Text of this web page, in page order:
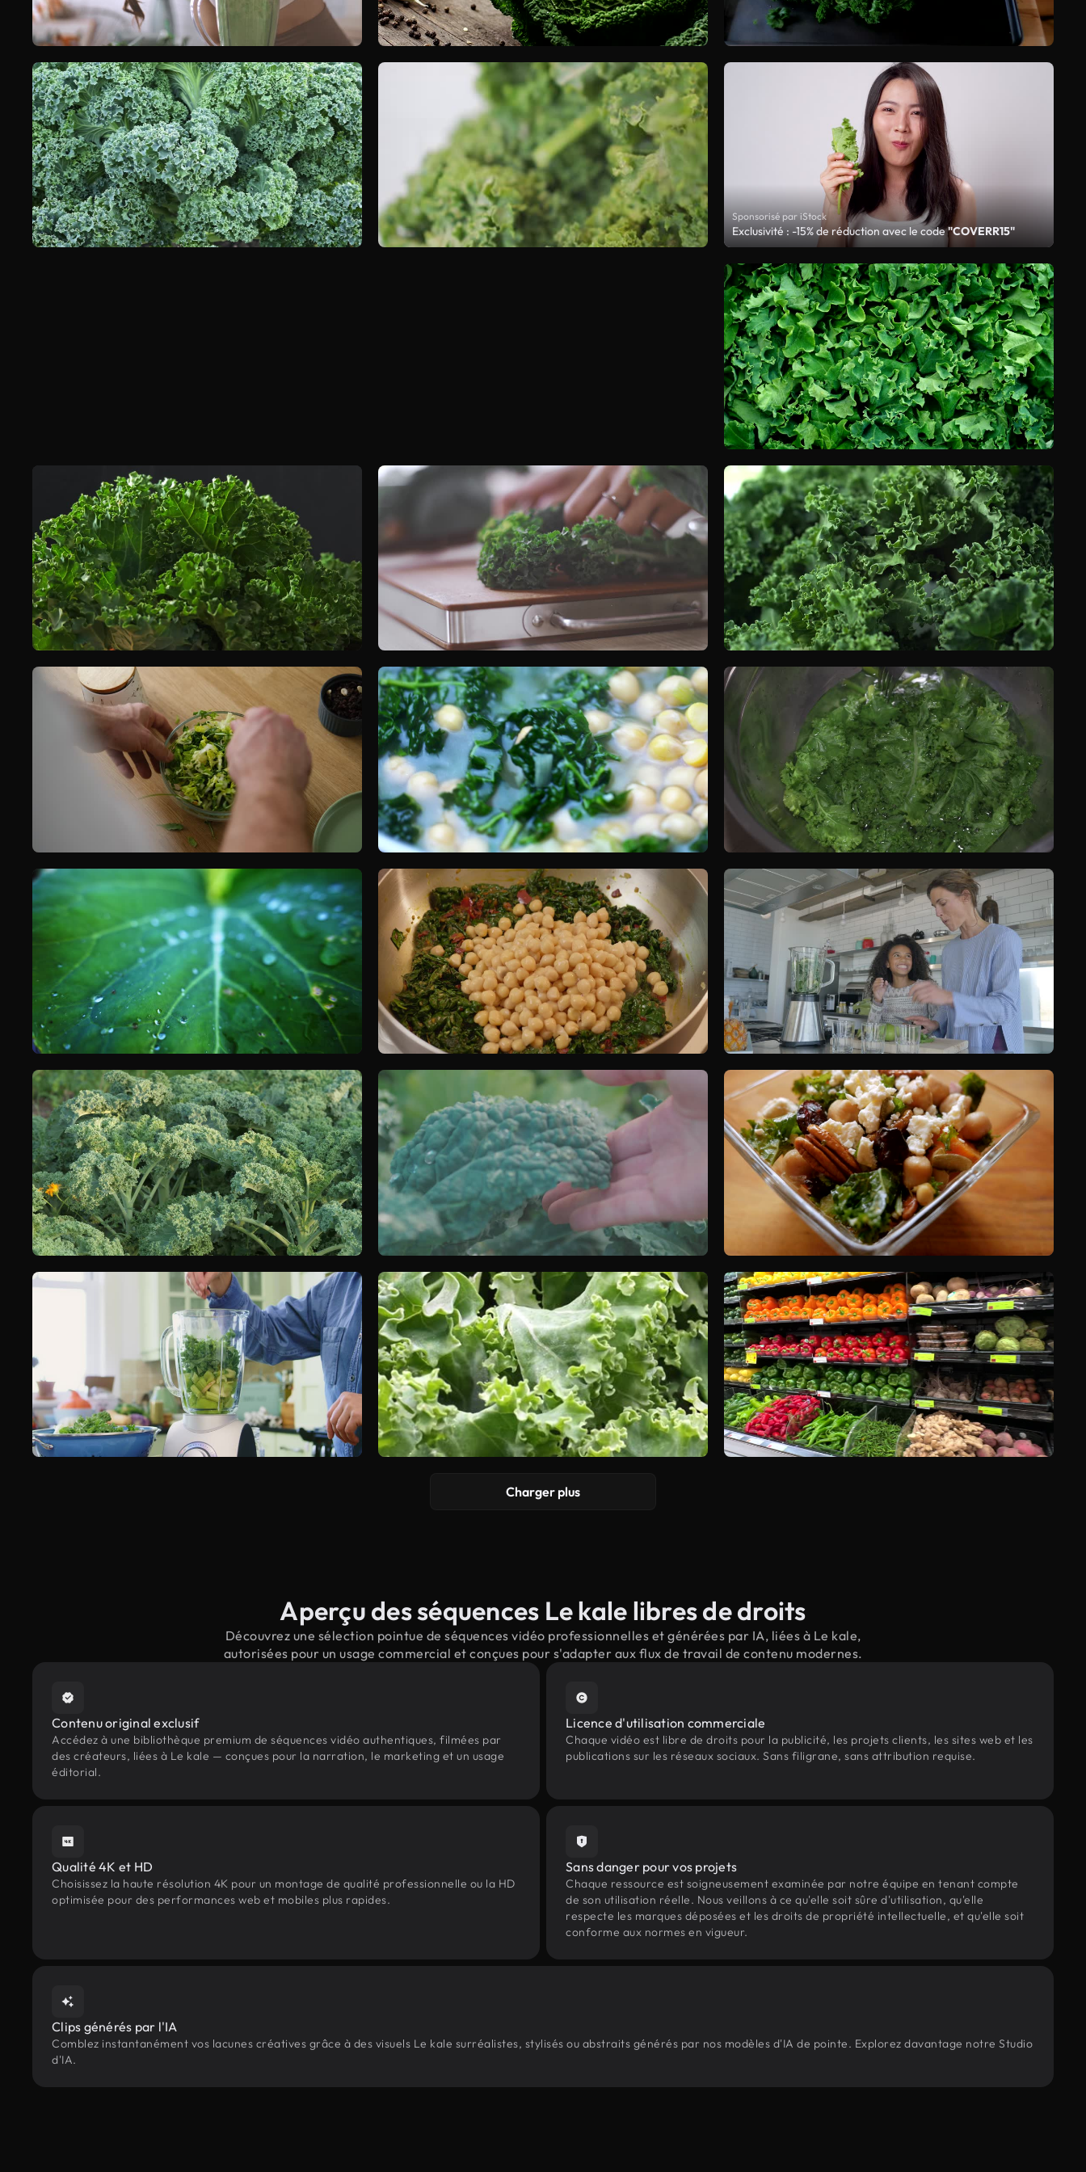
Sponsorisé par iStock
Exclusivité : -15% de réduction avec le code"COVERR15"
Charger plus
Aperçu des séquences Le kale libres de droits
Découvrez une sélection pointue de séquences vidéo professionnelles et générées par IA, liées à Le kale,
autorisées pour un usage commercial et conçues pour s'adapter aux flux de travail de contenu modernes.
Contenu original exclusif
Accédez à une bibliothèque premium de séquences vidéo authentiques, filmées par
des créateurs, liées à Le kale — conçues pour la narration, le marketing et un usage
éditorial.
Licence d'utilisation commerciale
Chaque vidéo est libre de droits pour la publicité, les projets clients, les sites web et les
publications sur les réseaux sociaux. Sans filigrane, sans attribution requise.
Qualité 4K et HD
Choisissez la haute résolution 4K pour un montage de qualité professionnelle ou la HD
optimisée pour des performances web et mobiles plus rapides.
Sans danger pour vos projets
Chaque ressource est soigneusement examinée par notre équipe en tenant compte
de son utilisation réelle. Nous veillons à ce qu'elle soit sûre d'utilisation, qu'elle
respecte les marques déposées et les droits de propriété intellectuelle, et qu'elle soit
conforme aux normes en vigueur.
Clips générés par l'IA
Comblez instantanément vos lacunes créatives grâce à des visuels Le kale surréalistes, stylisés ou abstraits générés par nos modèles d'IA de pointe. Explorez davantage notre Studio
d'IA.